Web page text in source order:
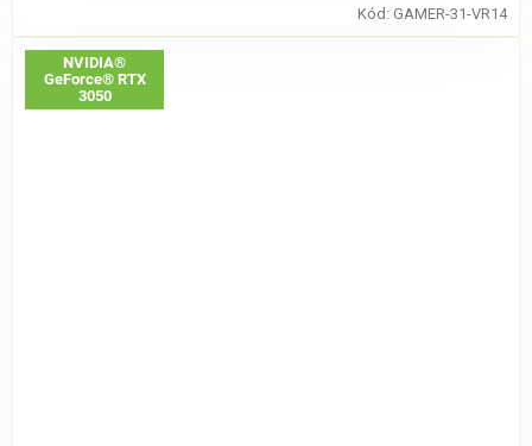
Kód: GAMER-31-VR14
NVIDIA®
GeForce® RTX
3050